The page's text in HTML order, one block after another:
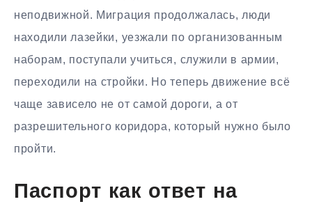
неподвижной. Миграция продолжалась, люди
находили лазейки, уезжали по организованным
наборам, поступали учиться, служили в армии,
переходили на стройки. Но теперь движение всё
чаще зависело не от самой дороги, а от
разрешительного коридора, который нужно было
пройти.
Паспорт как ответ на